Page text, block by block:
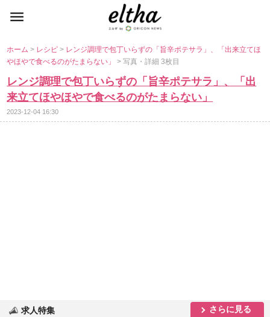
ホーム> レシピ> レンジ調理で包丁いらずの「旨辛ポテサラ」、「出来立てほ
ほやで食べるのがたまらない」> 写真・詳細 3枚目
レンジ調理で包丁いらずの「旨辛ポテサラ」、「出
来立てほやほやで食べるのがたまらない」
2023-12-04 16:30
求人特集 さらに見る